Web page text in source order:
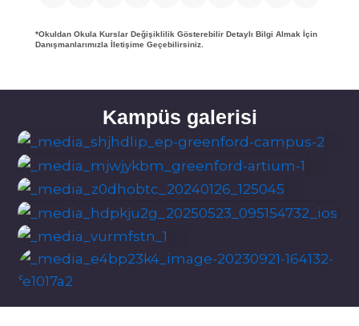
*Okuldan Okula Kurslar Değişiklilik Gösterebilir Detaylı Bilgi Almak İçin
Danışmanlarımızla İletişime Geçebilirsiniz.
Kampüs galerisi